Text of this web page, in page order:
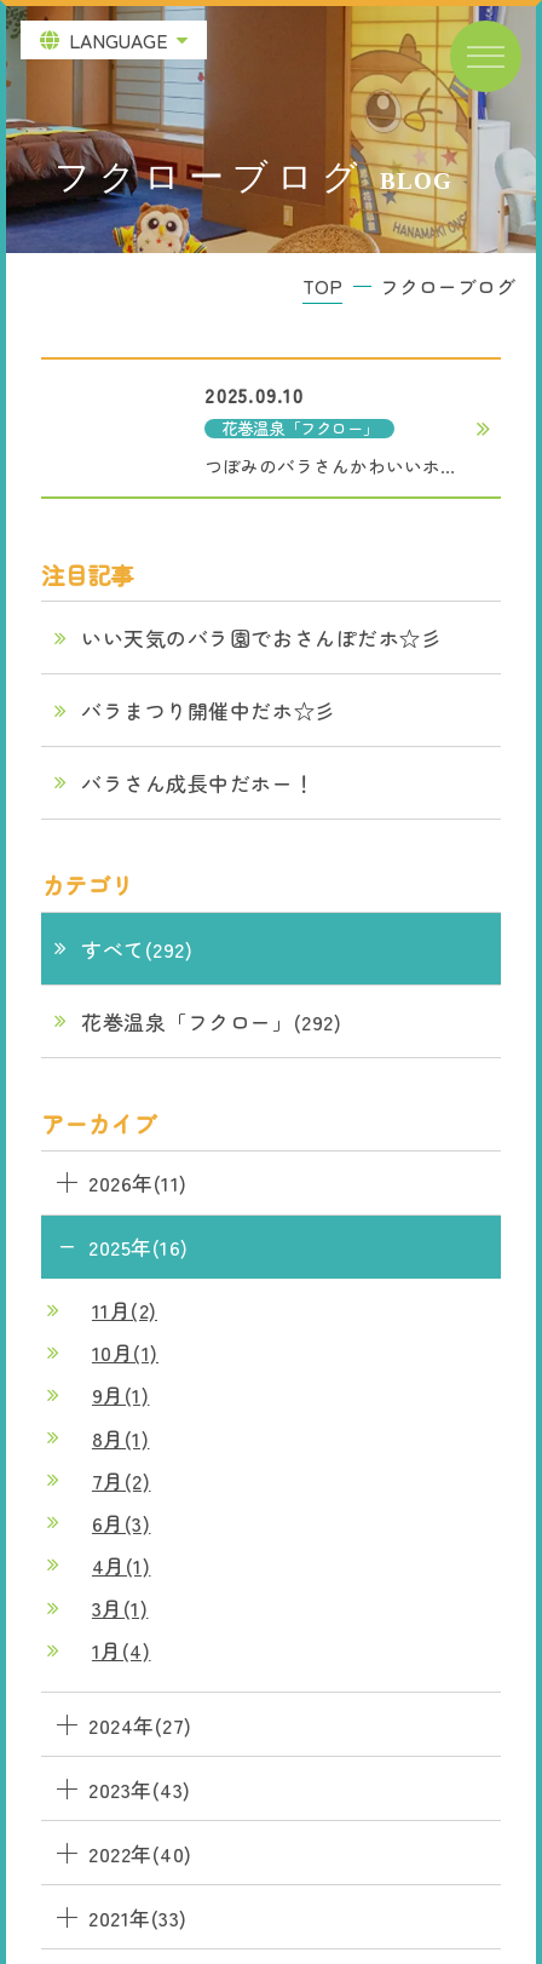
LANGUAGE
フクローブログ BLOG
TOP フクローブログ
2025.09.10
花巻温泉「フクロー」
つぼみのバラさんかわいいホ～
♪
注目記事
いい天気のバラ園でおさんぽだホ☆彡
バラまつり開催中だホ☆彡
バラさん成長中だホー！
カテゴリ
すべて(292)
花巻温泉「フクロー」(292)
アーカイブ
2026年(11)
2025年(16)
11月(2)
10月(1)
9月(1)
8月(1)
7月(2)
6月(3)
4月(1)
3月(1)
1月(4)
2024年(27)
2023年(43)
2022年(40)
2021年(33)